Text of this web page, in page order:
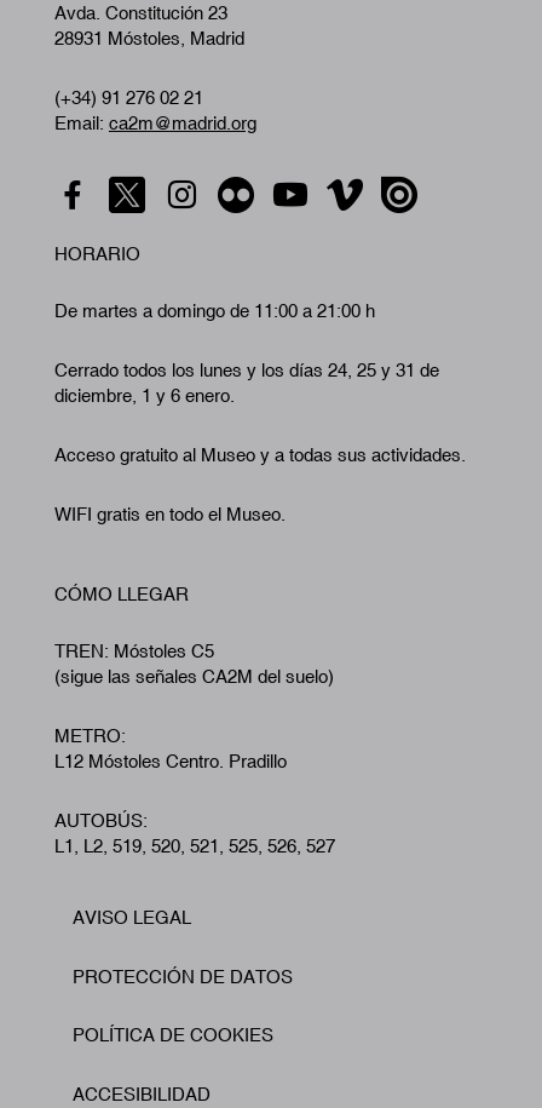
Avda. Constitución 23
28931 Móstoles, Madrid
(+34) 91 276 02 21
Email: ca2m@madrid.org
HORARIO
De martes a domingo de 11:00 a 21:00 h
Cerrado todos los lunes y los días 24, 25 y 31 de
diciembre, 1 y 6 enero.
Acceso gratuito al Museo y a todas sus actividades.
WIFI gratis en todo el Museo.
CÓMO LLEGAR
TREN: Móstoles C5
(sigue las señales CA2M del suelo)
METRO:
L12 Móstoles Centro. Pradillo
AUTOBÚS:
L1, L2, 519, 520, 521, 525, 526, 527
Footer
AVISO LEGAL
PROTECCIÓN DE DATOS
POLÍTICA DE COOKIES
ACCESIBILIDAD